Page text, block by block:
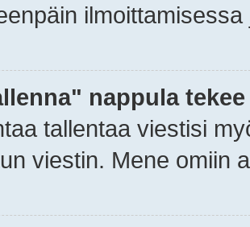
nappula
tallentaa viestisi
viestin. Mene omiin